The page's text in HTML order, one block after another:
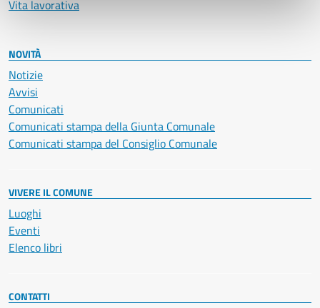
Vita lavorativa
NOVITÀ
Notizie
Avvisi
Comunicati
Comunicati stampa della Giunta Comunale
Comunicati stampa del Consiglio Comunale
VIVERE IL COMUNE
Luoghi
Eventi
Elenco libri
CONTATTI